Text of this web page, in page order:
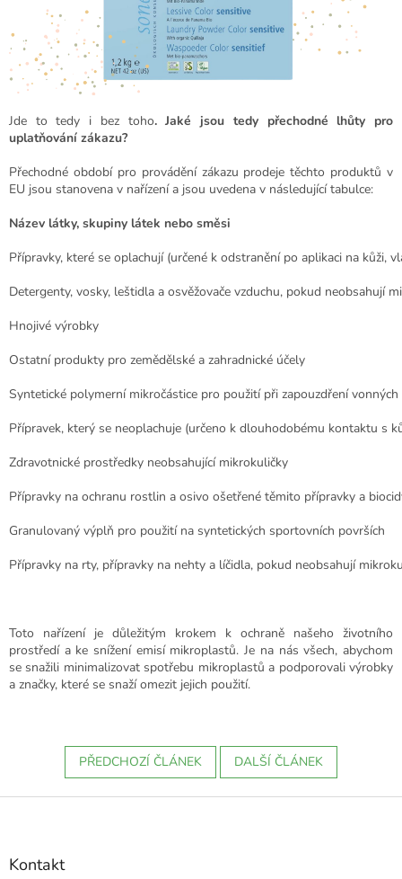
Jde to tedy i bez toho. Jaké jsou tedy přechodné lhůty pro
uplatňování zákazu?
Přechodné období pro provádění zákazu prodeje těchto produktů v
EU jsou stanovena v nařízení a jsou uvedena v následující tabulce:
Název látky, skupiny látek nebo směsi
Přípravky, které se oplachují (určené k odstranění po aplikaci na kůži,
Detergenty, vosky, leštidla a osvěžovače vzduchu, pokud neobsahují
Hnojivé výrobky
Ostatní produkty pro zemědělské a zahradnické účely
Syntetické polymerní mikročástice pro použití při zapouzdření
Přípravek, který se neoplachuje (určeno k dlouhodobému kontaktu s
Zdravotnické prostředky neobsahující mikrokuličky
Přípravky na ochranu rostlin a osivo ošetřené těmito přípravky a
Granulovaný výplň pro použití na syntetických sportovních površích
Přípravky na rty, přípravky na nehty a líčidla, pokud neobsahují
Toto nařízení je důležitým krokem k ochraně našeho životního
prostředí a ke snížení emisí mikroplastů. Je na nás všech, abychom
se snažili minimalizovat spotřebu mikroplastů a podporovali výrobky
a značky, které se snaží omezit jejich použití.
PŘEDCHOZÍ ČLÁNEK DALŠÍ ČLÁNEK
Z
Kontakt